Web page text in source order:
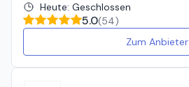
Heute: Geschlossen
5.0(54)
Zum Anbieter